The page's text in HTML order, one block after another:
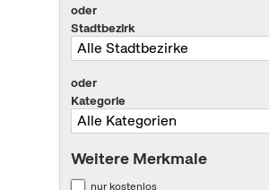
oder
Stadtbezirk
oder
Kategorie
Weitere Merkmale
nur kostenlos